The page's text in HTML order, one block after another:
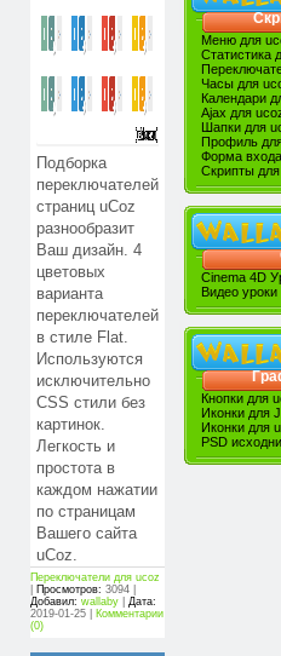
Подборка
переключателей
страниц uCoz
разнообразит
Ваш дизайн. 4
цветовых
варианта
переключателей
в стиле Flat.
Используются
исключительно
CSS стили без
картинок.
Легкость и
простота в
каждом нажатии
по страницам
Вашего сайта
uCoz.
Переключатели для ucoz
Просмотров: 3094 |
Добавил: wallaby
Дата:
2019-01-25
Комментарии
(0)
Меню для
Статистика
Часы для
Календари
Ajax для
Шапки для
Профиль
Форма
Скрипты
Cinema 4D
Видео
Кнопки для
Иконки для
Иконки для
PSD